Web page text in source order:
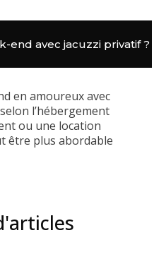
end avec jacuzzi privatif ?
en amoureux avec
l’hébergement
ou une location
être plus abordable